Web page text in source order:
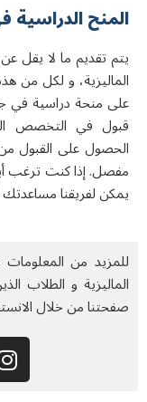
المنح الدراسية
يتم تقديم ما لا يقل عن 6 أنواع من المنح الدراسية في جامعة
الماليزية، و لكل من
على منحة دراسية في
قبول في التخصص
الحصول على القبول
مفصل. إذا كنت ترغب
يمكن لفريقنا مساعدتك
للمزيد من المعلومات
الماليزية و الطلاب
صفحتنا من خلال